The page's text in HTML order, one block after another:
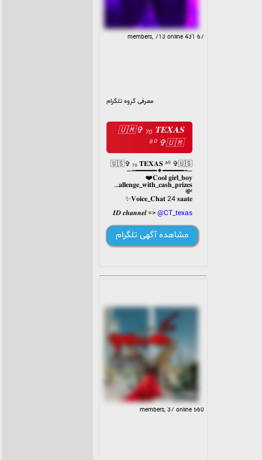
67 431 members, 713 online
معرفی گروه تلگرام
🇺🇲✞ ₇₀ 𝐓𝐄𝐗𝐀𝐒
⁸⁰ ✞🇺🇲
🇺🇸✞ ₇₀ 𝐓𝐄𝐗𝐀𝐒 ⁸⁰ ✞🇺🇸
─┅━━━━━✦━━━━━┅─
𝐂𝐨𝐨𝐥 𝐠𝐢𝐫𝐥_𝐛𝐨𝐲❤️
𝐂𝐡𝐚𝐥𝐥𝐞𝐧𝐠𝐞_𝐰𝐢𝐭𝐡_𝐜𝐚𝐬𝐡_𝐩𝐫𝐢𝐳𝐞𝐬
💸
𝐕𝐨𝐢𝐜𝐞_𝐂𝐡𝐚𝐭 24 𝐬𝐚𝐚𝐭𝐞✨
𝑰𝑫 𝒄𝒉𝒂𝒏𝒏𝒆𝒍 =>@CT_texas
𝑮𝑷 𝑺𝑯𝑬𝑲𝑨𝒀𝑨𝑻 =>
@SHEKAYAT_TX
مشاهده آگهی تلگرام
560 members, 37 online